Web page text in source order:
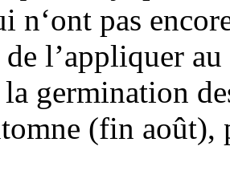
n‘ont pas
l’appliquer
germination
(fin août),